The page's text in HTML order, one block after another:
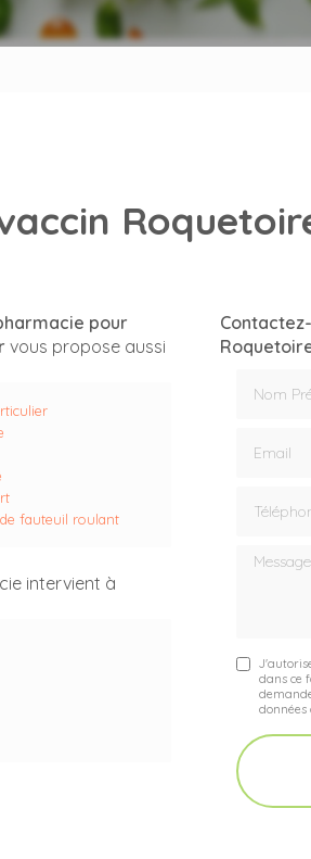
pour
vous propose aussi
fauteuil roulant
intervient à
Message
dans ce
données